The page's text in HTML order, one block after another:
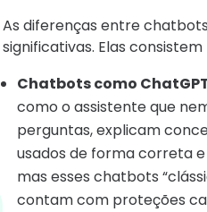
As diferenças entre
significativas. Elas
Chatbots como
como o assistente que
perguntas, explicam
usados ​​de forma correta
mas esses chatbots
contam com proteções